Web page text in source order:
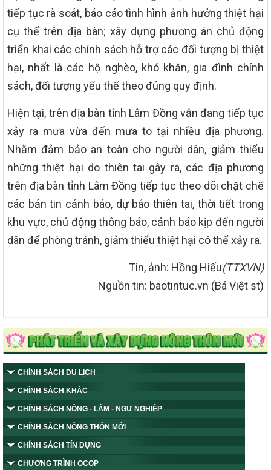
tiếp tục rà soát, báo cáo tình hình ảnh hưởng thiệt hại
cụ thể trên địa bàn; xây dựng phương án chủ động
triển khai các chính sách hỗ trợ các đối tượng bị thiệt
hại, nhất là các hộ nghèo, khó khăn, gia đình chính
sách, đối tượng yếu thế theo đúng quy định.
Hiện tại, trên địa bàn tỉnh Lâm Đồng vẫn đang tiếp tục
xảy ra mưa vừa đến mưa to tại nhiều địa phương.
Nhằm đảm bảo an toàn cho người dân, giảm thiểu
những thiệt hại do thiên tai gây ra, các địa phương
trên địa bàn tỉnh Lâm Đồng tiếp tục theo dõi chặt chẽ
các bản tin cảnh báo, dự báo thiên tai, thời tiết trong
khu vực, chủ động thông báo, cảnh báo kịp đến người
dân để phòng tránh, giảm thiểu thiệt hại có thể xảy ra.
Tin, ảnh: Hồng Hiếu(TTXVN)
Nguồn tin: baotintuc.vn (Bá Việt st)
CHÍNH SÁCH DU LỊCH
CHÍNH SÁCH KHÁC
CHÍNH SÁCH NÔNG - LÂM - NGƯ NGHIỆP
CHÍNH SÁCH NÔNG THÔN MỚI
CHÍNH SÁCH TÍN DỤNG
CHƯƠNG TRÌNH OCOP